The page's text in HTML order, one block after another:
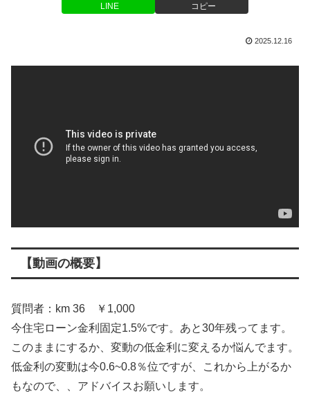
LINE コピー
2025.12.16
【動画の概要】
質問者：km 36 ￥1,000
今住宅ローン金利固定1.5%です。あと30年残ってます。
このままにするか、変動の低金利に変えるか悩んでます。
低金利の変動は今0.6~0.8％位ですが、これから上がるか
もなので、、アドバイスお願いします。